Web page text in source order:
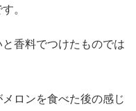
。
香料でつけたものでは
ロンを食べた後の感じ